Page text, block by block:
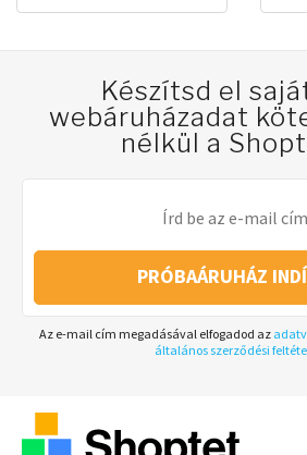
Készítsd el
webáruházadat
nélkül a
PRÓBAÁRUHÁZ
Az e-mail cím megadásával elfogadod az
általános szerződési